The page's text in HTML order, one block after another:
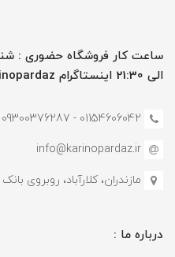
الی 21:30 اینستاگرام karinopardaz@
01154606042 - 09300376287
info@karinopardaz.ir
مازندران، کلارآباد، روبروی
درباره ما :